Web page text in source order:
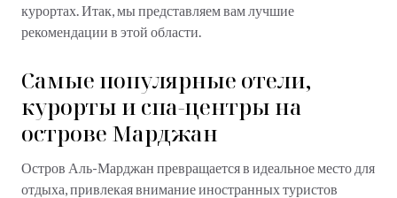
курортах. Итак, мы представляем вам лучшие
рекомендации в этой области.
Самые популярные отели,
курорты и спа-центры на
острове Марджан
Остров Аль-Марджан превращается в идеальное место для
отдыха, привлекая внимание иностранных туристов